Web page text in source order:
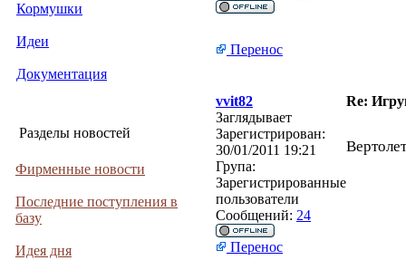
Кормушки
Идеи
Документация
Разделы новостей
Фирменные новости
Последние поступления в
базу
Идея дня
Перенос
vvit82
Re:
Заглядывает
Зарегистрирован:
30/01/2011 19:21
Група:
Зарегистрированные
пользователи
Сообщений: 24
Перенос